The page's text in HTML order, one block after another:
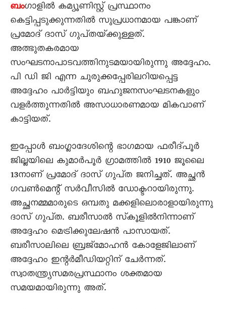
ബംഗാളിൽ കമ്യൂണിസ്റ്റ്‌ പ്രസ്ഥാനം
കെട്ടിപ്പടുക്കുന്നതിൽ സുപ്രധാനമായ പങ്കാണ്‌
പ്രമോദ്‌ ദാസ്‌ ഗുപ്‌തയ്‌ക്കുള്ളത്‌.
അത്ഭുതകരമായ
സംഘടനാപാടവത്തിനുടമയായിരുന്നു അദ്ദേഹം.
പി ഡി ജി എന്ന ചുരുക്കപ്പേരിലറിയപ്പെട്ട
അദ്ദേഹം പാർട്ടിയും ബഹുജനസംഘടനകളും
വളർത്തുന്നതിൽ അസാധാരണമായ മികവാണ്‌
കാട്ടിയത്‌.
ഇപ്പോൾ ബംഗ്ലാദേശിന്റെ ഭാഗമായ ഫരീദ്‌പൂർ
ജില്ലയിലെ കുമാർപൂർ ഗ്രാമത്തിൽ 1910 ജൂലൈ
13നാണ്‌ പ്രമോദ്‌ ദാസ്‌ ഗുപ്‌ത ജനിച്ചത്‌. അച്ഛൻ
ഗവൺമെന്റ്‌ സർവീസിൽ ഡോക്ടറായിരുന്നു.
അച്ഛനമ്മമാരുടെ ഒമ്പതു മക്കളിലൊരാളായിരുന്നു
ദാസ്‌ ഗുപ്‌ത. ബരീസാൽ സ്‌കൂളിൽനിന്നാണ്‌
അദ്ദേഹം മെട്രിക്കുലേഷൻ പാസായത്‌.
ബരീസാലിലെ ബ്രജ്‌മോഹൻ കോളേജിലാണ്‌
അദ്ദേഹം ഇന്റർമീഡിയറ്റിന്‌ ചേർന്നത്‌.
സ്വാതന്ത്ര്യസമരപ്രസ്ഥാനം ശക്തമായ
സമയമായിരുന്നു അത്‌.